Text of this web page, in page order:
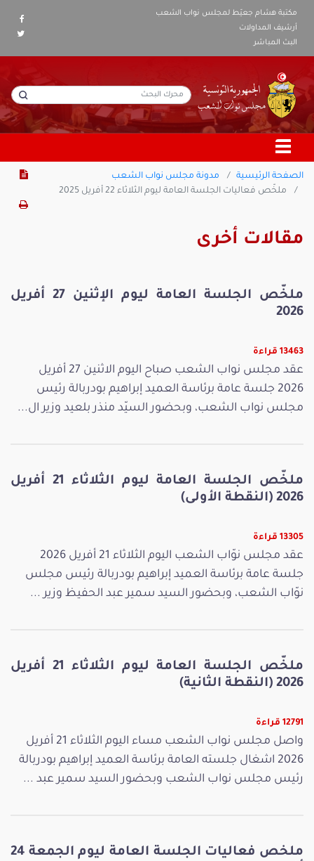
مكتبة هشام جعيّط لمجلس نواب الشعب
أرشيف المداولات
البث المباشر
الصفحة الرئيسية
مدونة مجلس نواب الشعب
ملخّص فعاليات الجلسة العامة ليوم الثلاثاء 22 أفريل 2025
مقالات أخرى
ملخّص الجلسة العامة ليوم الإثنين 27 أفريل
2026
13463 قراءة
عقد مجلس نواب الشعب صباح اليوم الاثنين 27 أفريل
2026 جلسة عامة برئاسة العميد إبراهيم بودربالة رئيس
مجلس نواب الشعب، وبحضور السيّد منذر بلعيد وزير ال...
ملخّص الجلسة العامة ليوم الثلاثاء 21 أفريل
2026 (النقطة الأولى)
13305 قراءة
عقد مجلس نوّاب الشعب اليوم الثلاثاء 21 أفريل 2026
جلسة عامة برئاسة العميد إبراهيم بودربالة رئيس مجلس
نوّاب الشعب، وبحضور السيد سمير عبد الحفيظ وزير ...
ملخّص الجلسة العامة ليوم الثلاثاء 21 أفريل
2026 (النقطة الثانية)
12791 قراءة
واصل مجلس نواب الشعب مساء اليوم الثلاثاء 21 أفريل
2026 اشغال جلسته العامة برئاسة العميد إبراهيم بودربالة
رئيس مجلس نواب الشعب وبحضور السيد سمير عبد ...
ملخص فعاليات الجلسة العامة ليوم الجمعة 24